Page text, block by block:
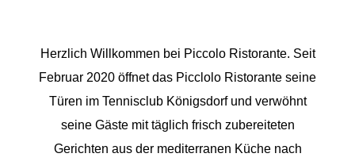
Herzlich Willkommen bei Piccolo Ristorante. Seit
Februar 2020 öffnet das Picclolo Ristorante seine
Türen im Tennisclub Königsdorf und verwöhnt
seine Gäste mit täglich frisch zubereiteten
Gerichten aus der mediterranen Küche nach